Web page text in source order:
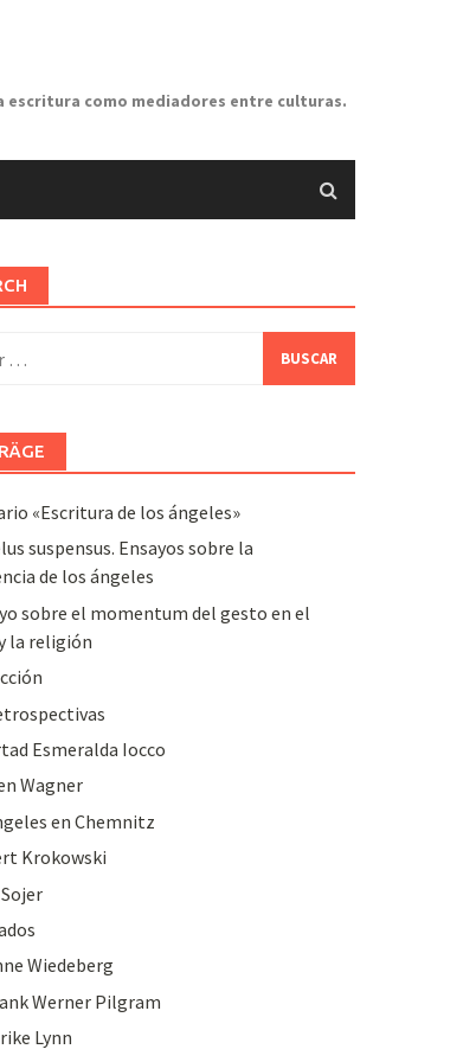
escritura como mediadores entre culturas.
«Escritura de los ángeles»
suspensus. Ensayos sobre la
de los ángeles
sobre el momentum del gesto en el
la religión
Esmeralda Iocco
Wagner
en Chemnitz
Krokowski
Wiedeberg
Werner Pilgram
Lynn